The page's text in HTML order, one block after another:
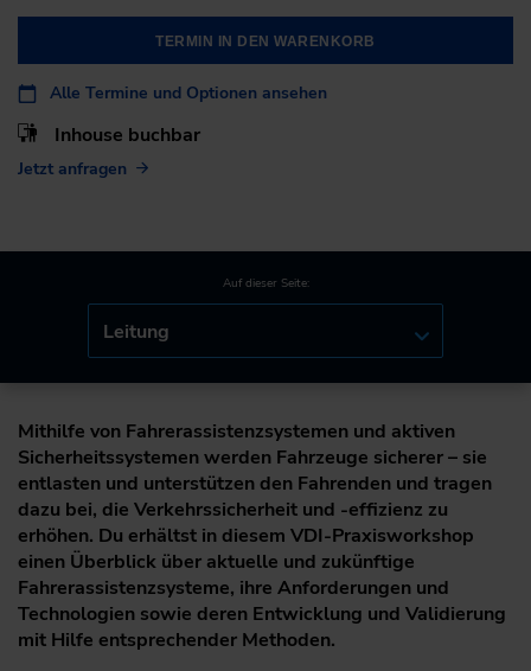
TERMIN IN DEN WARENKORB
Alle Termine und Optionen ansehen
Inhouse buchbar
Jetzt anfragen
Auf dieser Seite:
Leitung
Mithilfe von Fahrerassistenzsystemen und aktiven
Sicherheitssystemen werden Fahrzeuge sicherer – sie
entlasten und unterstützen den Fahrenden und tragen
dazu bei, die Verkehrs­sicherheit und -effizienz zu
erhöhen. Du erhältst in diesem VDI-Praxisworkshop
einen Überblick über aktuelle und zukünftige
Fahrerassistenzsysteme, ihre Anforderungen und
Technologien sowie deren Entwicklung und Validierung
mit Hilfe entsprechender Methoden.